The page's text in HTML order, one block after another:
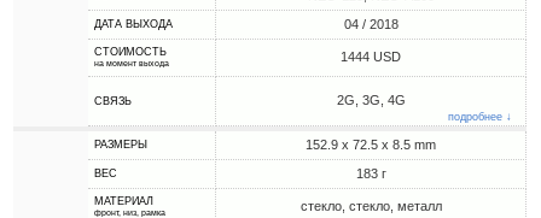
ДАТА ВЫХОДА 04 / 2018
СТОИМОСТЬ
на момент выхода 1444 USD
СВЯЗЬ 2G, 3G, 4G
подробнее ↓
РАЗМЕРЫ 152.9 x 72.5 x 8.5 mm
ВЕС 183 г
МАТЕРИАЛ
фронт, низ, рамка стекло, стекло, металл